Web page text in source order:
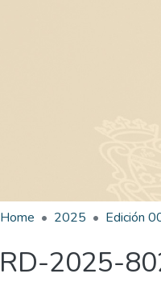
Home 2025
RD-2025-